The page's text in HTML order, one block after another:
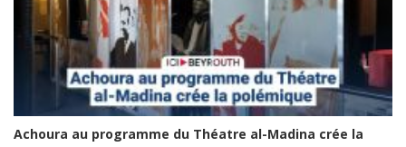
Achoura au programme du Théatre al-Madina crée la